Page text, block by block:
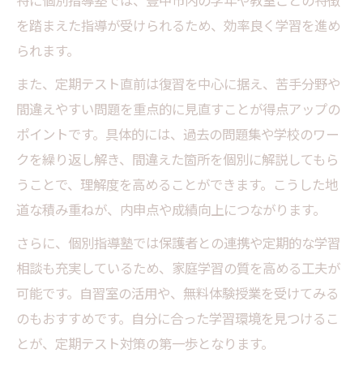
秘訣
スキマ時間活用で差がつく定期テスト勉強
通学時間を定期テスト対策に有効活用する
勉強法でスキマ時間を上手に使うテクニッ
ク
テスト前対策に役立つ隙間時間勉強法のコ
ツ
定期テスト対策を毎日の生活に自然に取り
入れる
短時間で成果を出す勉強法
得点アップへ直結する計画的な学習法の秘訣
定期テスト対策のための学習スケジュール
を踏まえた指導が受けられるため、効率良く学習を進め
られます。
また、定期テスト直前は復習を中心に据え、苦手分野や
間違えやすい問題を重点的に見直すことが得点アップの
ポイントです。具体的には、過去の問題集や学校のワー
クを繰り返し解き、間違えた箇所を個別に解説してもら
うことで、理解度を高めることができます。こうした地
道な積み重ねが、内申点や成績向上につながります。
さらに、個別指導塾では保護者との連携や定期的な学習
相談も充実しているため、家庭学習の質を高める工夫が
可能です。自習室の活用や、無料体験授業を受けてみる
のもおすすめです。自分に合った学習環境を見つけるこ
とが、定期テスト対策の第一歩となります。